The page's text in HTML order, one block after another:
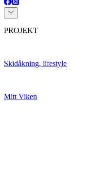
PROJEKT
Skidåkning, lifestyle
Mitt Viken